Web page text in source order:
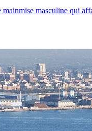
mainmise masculine qui